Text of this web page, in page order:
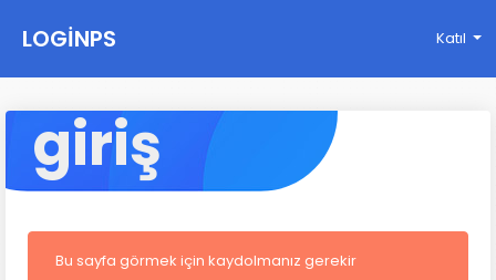
LOGINPS Katıl
giriş
Bu sayfa görmek için kaydolmanız gerekir